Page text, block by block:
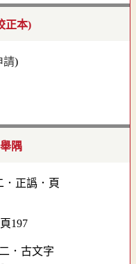
正本)
請)
隅
197